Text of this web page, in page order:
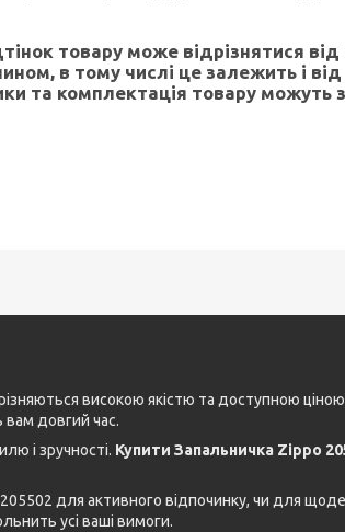
товару може відрізнятися
в тому числі це залежить і
та комплектація товару можуть
високою якістю та доступною
довгий час.
і зручності. Купити Запальничка Zippo
для активного відпочинку, чи для
усі ваші вимоги.